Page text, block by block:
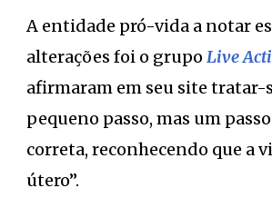
A entidade pró-vida a notar
alterações foi o grupo Live
afirmaram em seu site tratar-
pequeno passo, mas um
correta, reconhecendo que a
útero”.